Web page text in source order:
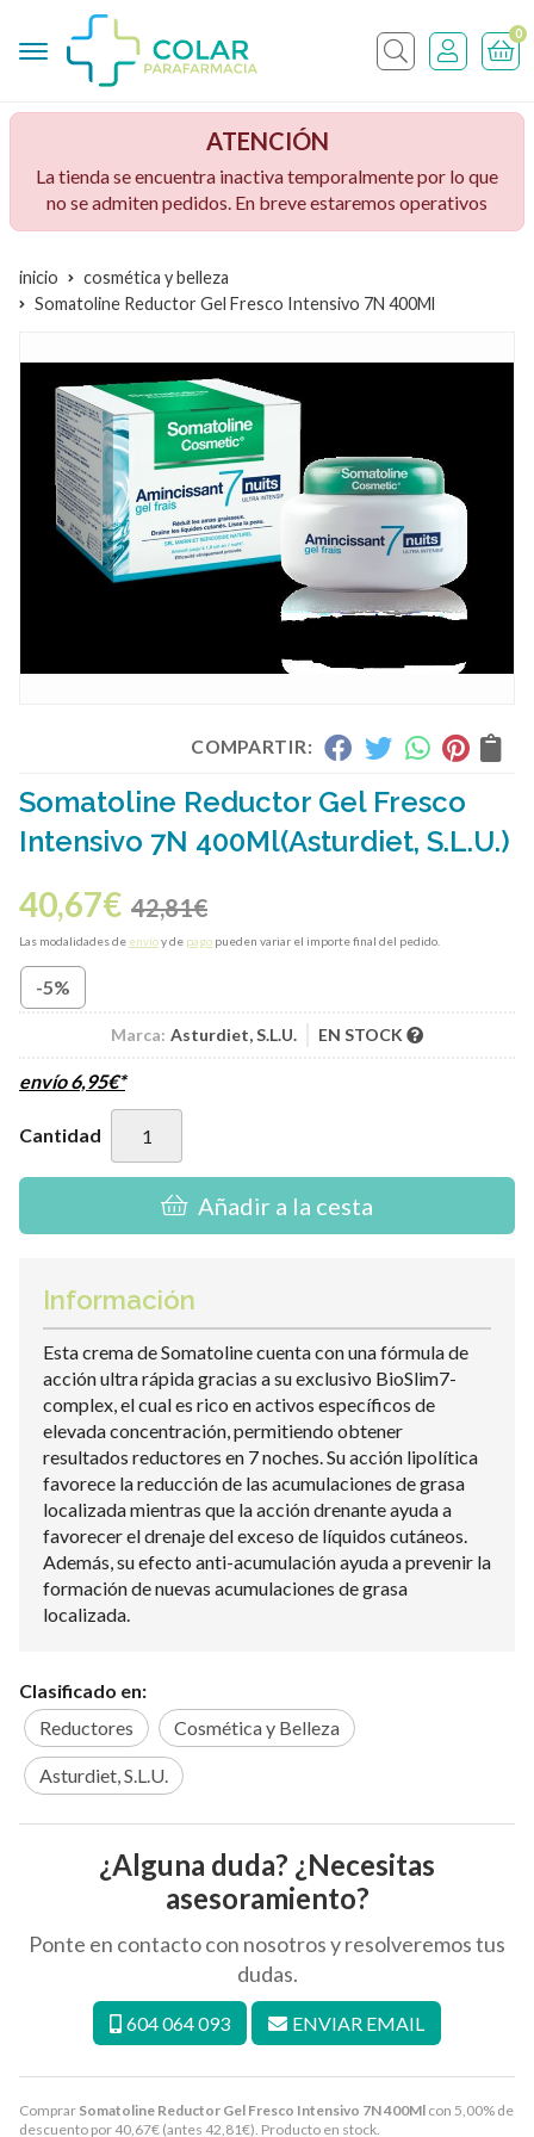
Buscar
0
ATENCIÓN
La tienda se encuentra inactiva temporalmente por lo que
no se admiten pedidos. En breve estaremos operativos
inicio
cosmética y belleza
Somatoline Reductor Gel Fresco Intensivo 7N 400Ml
COMPARTIR:
Somatoline Reductor Gel Fresco
Intensivo 7N 400Ml(Asturdiet, S.L.U.)
40,67€ 42,81€
Las modalidades de envíoy de pago pueden variar el importe final del pedido.
-5%
Marca: Asturdiet, S.L.U. EN STOCK
envío6,95€*
Cantidad
Añadir a la cesta
Comprar Somatoline Reductor Gel Fresco Intensivo 7N 400Ml con 5,00% de
descuento por40,67€ (antes 42,81€). Producto en stock.
Información
Esta crema de Somatoline cuenta con una fórmula de
acción ultra rápida gracias a su exclusivo BioSlim7-
complex, el cual es rico en activos específicos de
elevada concentración, permitiendo obtener
resultados reductores en 7 noches. Su acción lipolítica
favorece la reducción de las acumulaciones de grasa
localizada mientras que la acción drenante ayuda a
favorecer el drenaje del exceso de líquidos cutáneos.
Además, su efecto anti-acumulación ayuda a prevenir la
formación de nuevas acumulaciones de grasa
localizada.
Clasificado en:
Reductores
Cosmética y Belleza
Asturdiet, S.L.U.
¿Alguna duda? ¿Necesitas
asesoramiento?
Ponte en contacto con nosotros y resolveremos tus
dudas.
604 064 093 ENVIAR EMAIL